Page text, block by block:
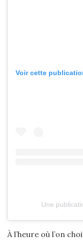
Voir cette
Une
À l’heure où l’on